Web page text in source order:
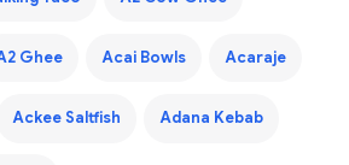
Ghee Acai Bowls Acaraje
Ackee Saltfish Adana Kebab